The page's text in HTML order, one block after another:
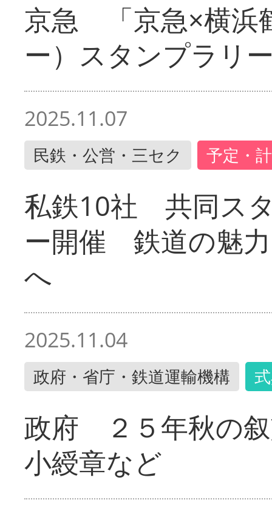
京急 「京急×横浜
ー）スタンプラリ
2025.11.07
民鉄・公営・三セク 予定・
私鉄10社 共同ス
ー開催 鉄道の魅
へ
2025.11.04
政府・省庁・鉄道運輸機構
政府 ２５年秋の
小綬章など